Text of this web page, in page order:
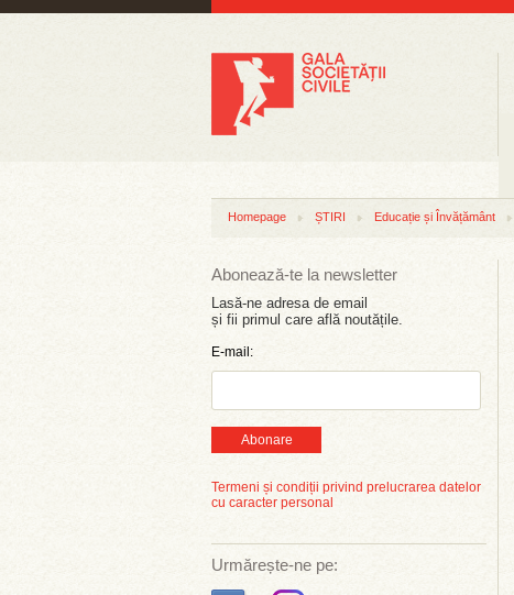
Homepage ȘTIRI Educație și Învățământ
Abonează-te la newsletter
Lasă-ne adresa de email
și fii primul care află noutățile.
E-mail:
Abonare
Termeni și condiții privind prelucrarea datelor
cu caracter personal
Urmărește-ne pe: